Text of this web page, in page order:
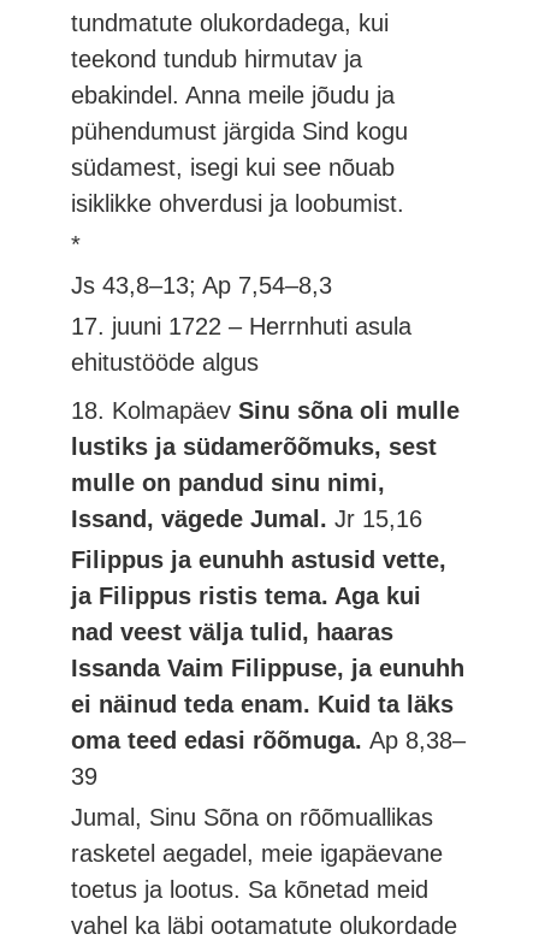
tundmatute olukordadega, kui
teekond tundub hirmutav ja
ebakindel. Anna meile jõudu ja
pühendumust järgida Sind kogu
südamest, isegi kui see nõuab
isiklikke ohverdusi ja loobumist.
*
Js 43,8–13; Ap 7,54–8,3
17. juuni 1722 – Herrnhuti asula
ehitustööde algus
18. KolmapäevSinu sõna oli mulle
lustiks ja südamerõõmuks, sest
mulle on pandud sinu nimi,
Issand, vägede Jumal.Jr 15,16
Filippus ja eunuhh astusid vette,
ja Filippus ristis tema. Aga kui
nad veest välja tulid, haaras
Issanda Vaim Filippuse, ja eunuhh
ei näinud teda enam. Kuid ta läks
oma teed edasi rõõmuga.Ap 8,38–
39
Jumal, Sinu Sõna on rõõmuallikas
rasketel aegadel, meie igapäevane
toetus ja lootus. Sa kõnetad meid
vahel ka läbi ootamatute olukordade